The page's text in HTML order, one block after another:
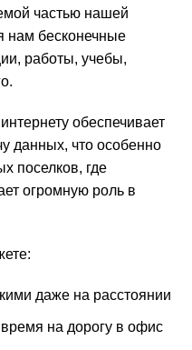
частью нашей
нам бесконечные
работы, учебы,
обеспечивает
данных, что особенно
поселков, где
огромную роль в
даже на расстоянии
на дорогу в офис